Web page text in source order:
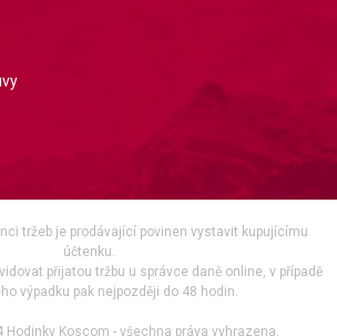
tržeb je prodávající povinen vystavit kupujícímu
účtenku.
přijatou tržbu u správce daně online, v případě
výpadku pak nejpozději do 48 hodin.
Koscom - všechna práva vyhrazena.
through statistics or
from different sources
services
select content
data
on information actively